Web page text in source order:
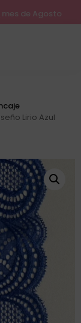
de Agosto
Lirio Azul